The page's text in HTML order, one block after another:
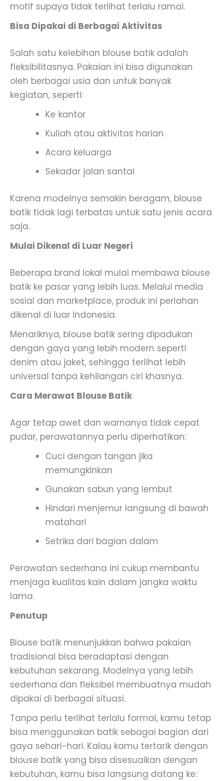
motif supaya tidak terlihat terlalu ramai.
Bisa Dipakai di Berbagai Aktivitas
Salah satu kelebihan blouse batik adalah
fleksibilitasnya. Pakaian ini bisa digunakan
oleh berbagai usia dan untuk banyak
kegiatan, seperti:
Ke kantor
Kuliah atau aktivitas harian
Acara keluarga
Sekadar jalan santai
Karena modelnya semakin beragam, blouse
batik tidak lagi terbatas untuk satu jenis acara
saja.
Mulai Dikenal di Luar Negeri
Beberapa brand lokal mulai membawa blouse
batik ke pasar yang lebih luas. Melalui media
sosial dan marketplace, produk ini perlahan
dikenal di luar Indonesia.
Menariknya, blouse batik sering dipadukan
dengan gaya yang lebih modern seperti
denim atau jaket, sehingga terlihat lebih
universal tanpa kehilangan ciri khasnya.
Cara Merawat Blouse Batik
Agar tetap awet dan warnanya tidak cepat
pudar, perawatannya perlu diperhatikan:
Cuci dengan tangan jika
memungkinkan
Gunakan sabun yang lembut
Hindari menjemur langsung di bawah
matahari
Setrika dari bagian dalam
Perawatan sederhana ini cukup membantu
menjaga kualitas kain dalam jangka waktu
lama.
Penutup
Blouse batik menunjukkan bahwa pakaian
tradisional bisa beradaptasi dengan
kebutuhan sekarang. Modelnya yang lebih
sederhana dan fleksibel membuatnya mudah
dipakai di berbagai situasi.
Tanpa perlu terlihat terlalu formal, kamu tetap
bisa menggunakan batik sebagai bagian dari
gaya sehari-hari. Kalau kamu tertarik dengan
blouse batik yang bisa disesuaikan dengan
kebutuhan, kamu bisa langsung datang ke: